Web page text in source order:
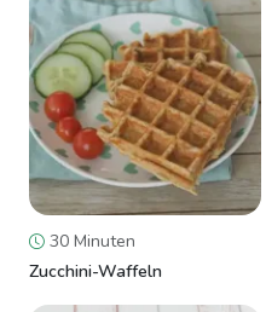
30 Minuten
Zucchini-Waffeln